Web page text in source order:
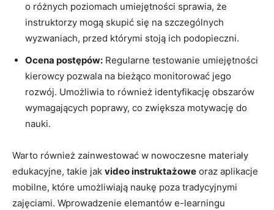
o​ różnych poziomach umiejętności‍ sprawia, że
instruktorzy mogą skupić ​się na szczególnych
wyzwaniach,⁢ przed którymi stoją ich podopieczni.
Ocena postępów: Regularne‌ testowanie⁣ umiejętności
kierowcy pozwala na bieżąco monitorować jego
rozwój. Umożliwia to również⁢ identyfikację obszarów
wymagających‍ poprawy, co zwiększa motywację do⁤
nauki.
Warto również⁢ zainwestować w nowoczesne​ materiały
edukacyjne, takie jak video ⁣instruktażowe oraz aplikacje
mobilne, które umożliwiają naukę ‌poza tradycyjnymi
zajęciami. Wprowadzenie​ elemantów e-learningu